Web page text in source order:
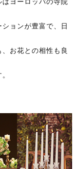
ヨーロッパの寺院
ョンが豊富で、日
お花との相性も良